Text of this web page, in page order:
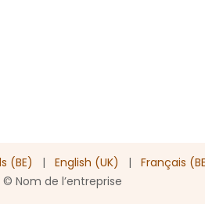
Nom de l’entreprise
(BE) | English (UK) | Français